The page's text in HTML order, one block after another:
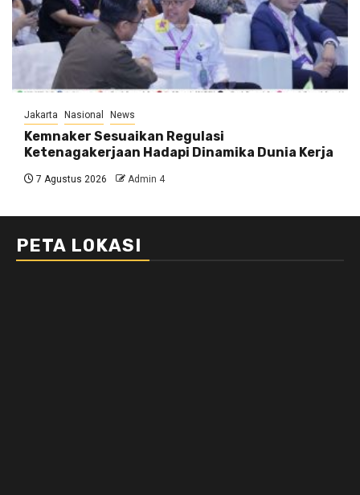
Jakarta Nasional News
Kemnaker Sesuaikan Regulasi
Ketenagakerjaan Hadapi Dinamika Dunia Kerja
7 Agustus 2026 Admin 4
PETA LOKASI